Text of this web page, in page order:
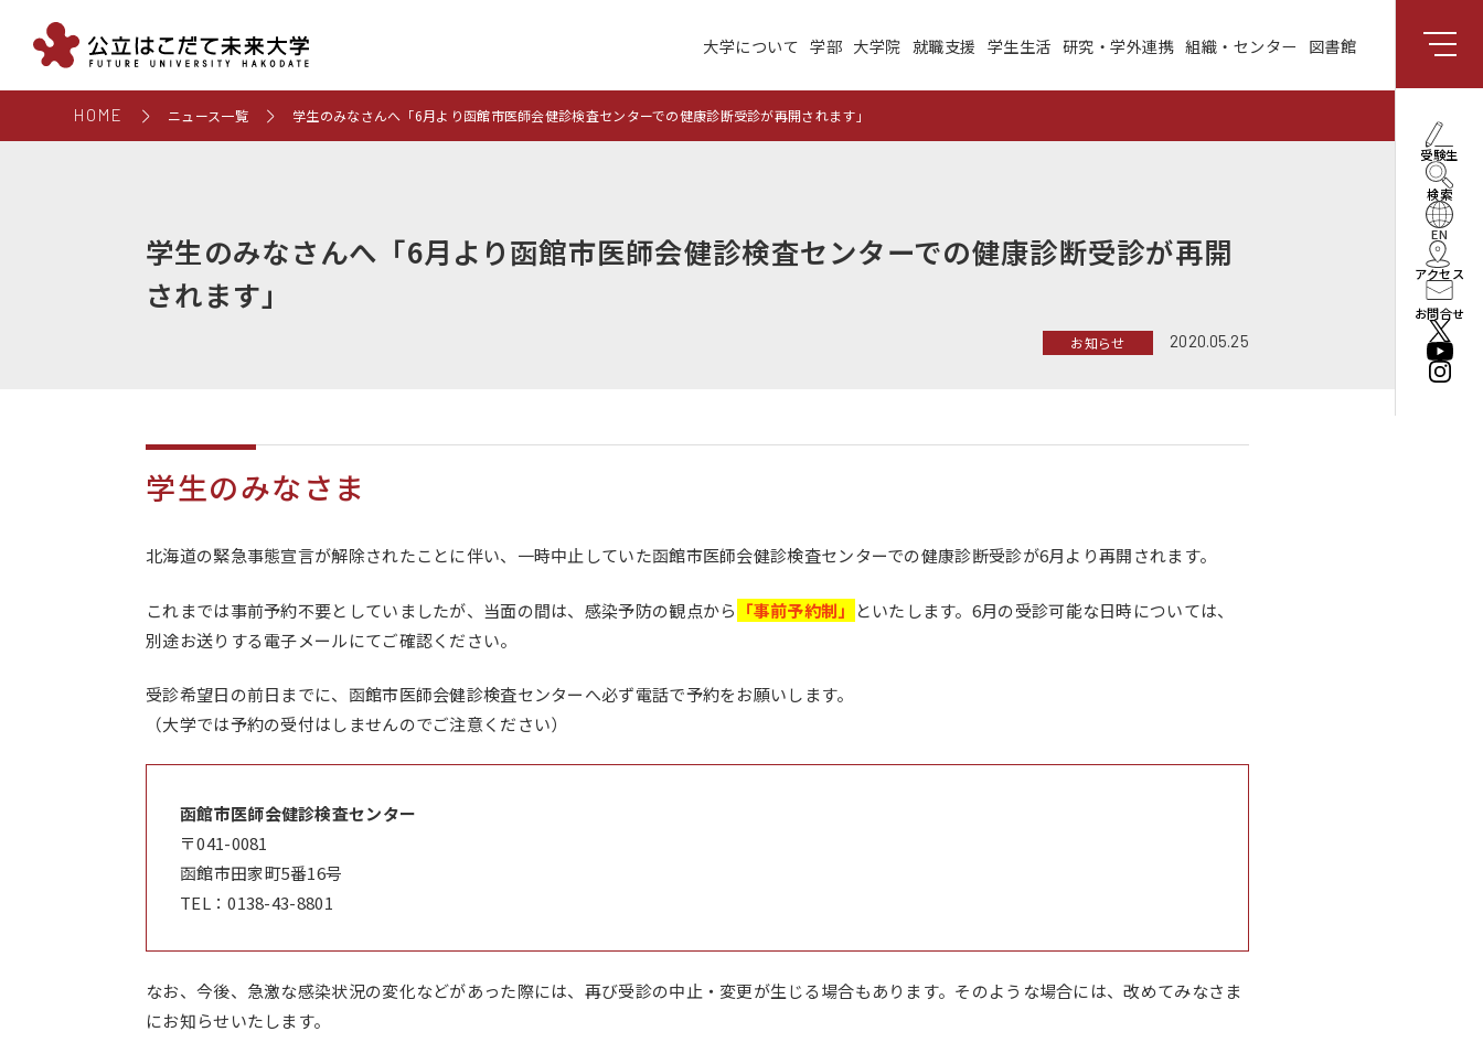
大学について 学部 大学院 就職支援 学生生活 研究・学外連携 組織・センター 図書館
コンセプト動画
理事長・学長メッセー
未来大のデータサイエ
法人情報
生成系AI・翻訳AIの利
公立はこだて未来大学
受験生
検索
EN
アクセス
お問合せ
HOME ニュース一覧 学生のみなさんへ「6月より函館市医師会健診検査センターでの健康診断受診が再開されます」
学生のみなさんへ「6月より函館市医師会健診検査センターでの健康診断受診が再開
されます」
お知らせ 2020.05.25
学生のみなさま
北海道の緊急事態宣言が解除されたことに伴い、一時中止していた函館市医師会健診検査センターでの健康診断受診が6月より再開されます。
これまでは事前予約不要としていましたが、当面の間は、感染予防の観点から 「事前予約制」
といたします。6月の受診可能な日時については、
別途お送りする電子メールにてご確認ください。
受診希望日の前日までに、函館市医師会健診検査センターへ必ず電話で予約をお願いします。
（大学では予約の受付はしませんのでご注意ください）
函館市医師会健診検査センター
〒041-0081
函館市田家町5番16号
TEL：0138-43-8801
なお、今後、急激な感染状況の変化などがあった際には、再び受診の中止・変更が生じる場合もあります。そのような場合には、改めてみなさま
にお知らせいたします。